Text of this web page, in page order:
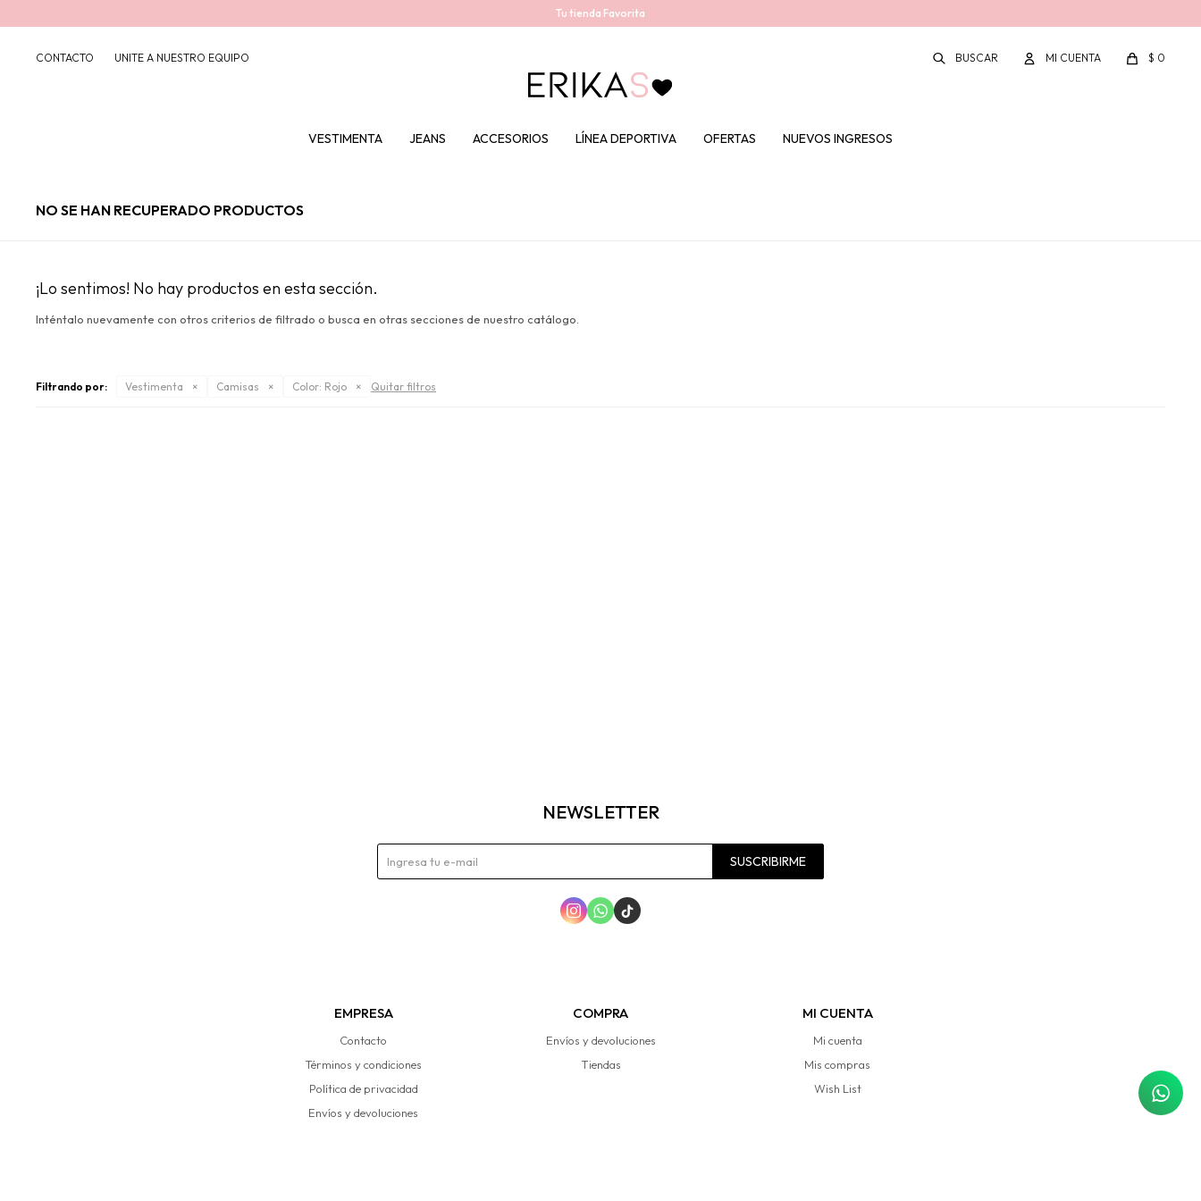
Tu tienda Favorita
VESTIMENTA JEANS ACCESORIOS LÍNEA DEPORTIVA OFERTAS NUEVOS INGRESOS
$ 0
CONTACTO UNITE A NUESTRO EQUIPO
NO SE HAN RECUPERADO PRODUCTOS
¡Lo sentimos! No hay productos en esta sección.
Inténtalo nuevamente con otros criterios de filtrado o busca en otras secciones de nuestro catálogo.
Filtrando por: Vestimenta Camisas Color: Rojo Quitar filtros
EMPRESA
Contacto
Términos y condiciones
Política de privacidad
Envíos y devoluciones
COMPRA
Envíos y devoluciones
Tiendas
MI CUENTA
Mi cuenta
Mis compras
Wish List
NEWSLETTER
SUSCRIBIRME
  